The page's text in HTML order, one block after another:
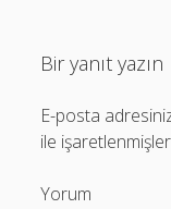
Bir yanıt yazın
E-posta
ile
Yorum